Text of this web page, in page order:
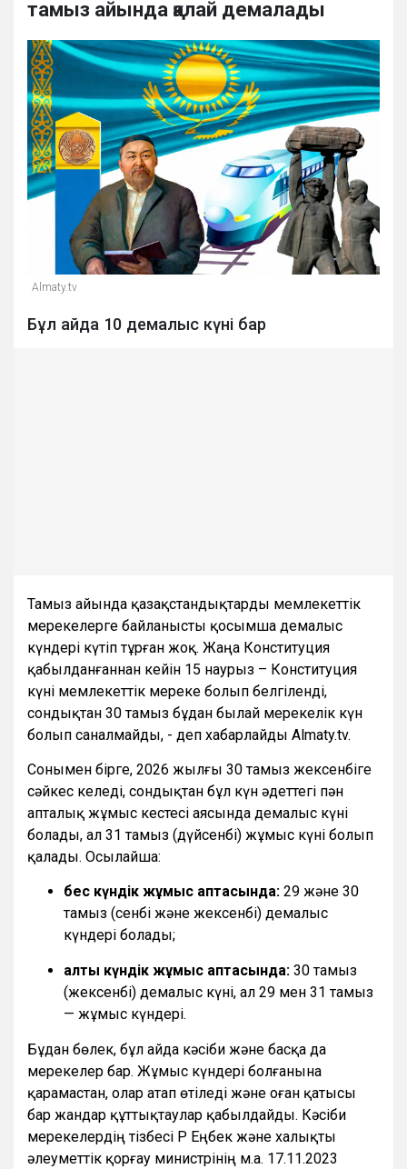
тамыз айында қалай демалады
Almaty.tv
Бұл айда 10 демалыс күні бар
Тамыз айында қазақстандықтарды мемлекеттік
мерекелерге байланысты қосымша демалыс
күндері күтіп тұрған жоқ. Жаңа Конституция
қабылданғаннан кейін 15 наурыз – Конституция
күні мемлекеттік мереке болып белгіленді,
сондықтан 30 тамыз бұдан былай мерекелік күн
болып саналмайды, - деп хабарлайды Almaty.tv.
Сонымен бірге, 2026 жылғы 30 тамыз жексенбіге
сәйкес келеді, сондықтан бұл күн әдеттегі пән
апталық жұмыс кестесі аясында демалыс күні
болады, ал 31 тамыз (дүйсенбі) жұмыс күні болып
қалады. Осылайша:
бес күндік жұмыс аптасында: 29 және 30
тамыз (сенбі және жексенбі) демалыс
күндері болады;
алты күндік жұмыс аптасында: 30 тамыз
(жексенбі) демалыс күні, ал 29 мен 31 тамыз
— жұмыс күндері.
Бұдан бөлек, бұл айда кәсіби және басқа да
мерекелер бар. Жұмыс күндері болғанына
қарамастан, олар атап өтіледі және оған қатысы
бар жандар құттықтаулар қабылдайды. Кәсіби
мерекелердің тізбесі ҚР Еңбек және халықты
әлеуметтік қорғау министрінің м.а. 17.11.2023